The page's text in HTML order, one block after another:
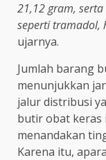
21,12 gram,
seperti tramadol,
ujarnya.
Jumlah barang
menunjukkan
jalur distribusi
butir obat keras
menandakan
Karena itu,